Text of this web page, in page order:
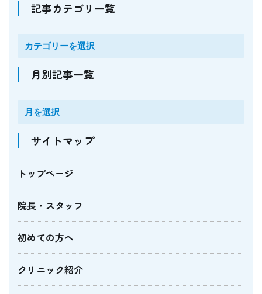
記事カテゴリ一覧
月別記事一覧
サイトマップ
トップページ
院長・スタッフ
初めての方へ
クリニック紹介